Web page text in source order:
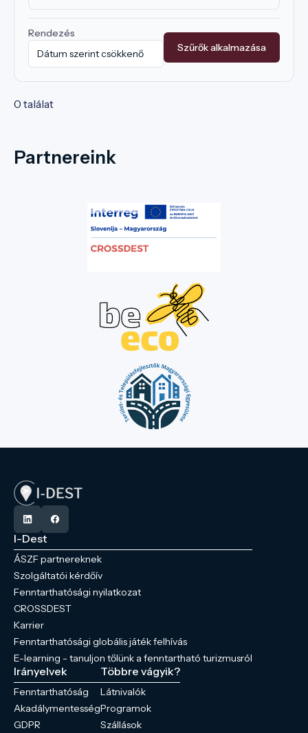
Rendezés
Szűrők alkalmazása
0 találat
Partnereink
I-Dest
ÁSZF partnereknek
Szolgáltatói kérdőív
Fenntarthatósági nyilatkozat
CROSSDEST
Karrier
Fenntarthatósági globális játék felhívás
E-learning - tanuljon tőlünk a fenntartható turizmusról
Irányelvek
Fenntarthatóság
Akadálymentesség
GDPR
Többre vágyik?
Látnivalók
Programok
Szállások